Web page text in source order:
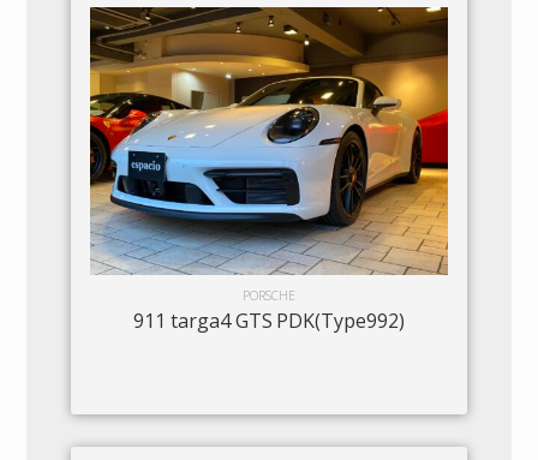
PORSCHE
911 targa4 GTS PDK(Type992)